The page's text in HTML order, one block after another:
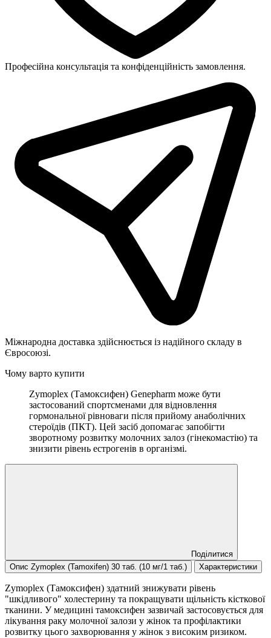
Професійна консультація та конфіденційність замовлення.
Міжнародна доставка здійснюється із надійного складу в
Євросоюзі.
Чому варто купити
Zymoplex (Тамоксифен) Genepharm може бути
застосований спортсменами для відновлення
гормональної рівноваги після прийому анаболічних
стероїдів (ПКТ). Цей засіб допомагає запобігти
зворотному розвитку молочних залоз (гінекомастію) та
знизити рівень естрогенів в організмі.
Поділитися
Опис Zymoplex (Tamoxifen) 30 таб. (10 мг/1 таб.)
Характеристики
Zymoplex (Тамоксифен) здатний знижувати рівень
"шкідливого" холестерину та покращувати щільність кісткової
тканини. У медицині тамоксифен зазвичай застосовується для
лікування раку молочної залози у жінок та профілактики
розвитку цього захворювання у жінок з високим ризиком.